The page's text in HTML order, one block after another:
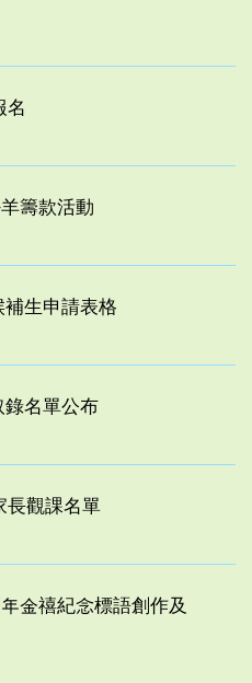
名
籌款活動
生申請表格
名單公布
長觀課名單
金禧紀念標語創作及